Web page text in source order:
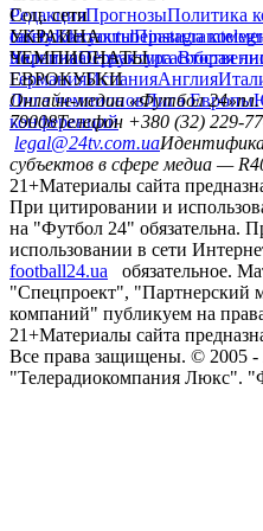
РедакцияПрогнозыПолитика
сайтуКонтактыПравила
политикаСтруктура
Соц. сети
facebookxyoutubeinstagram
УКРАИНА
УкраинаПервая лигаВторая
ЧЕМПИОНАТЫ
ГерманияИспанияАнглия
ЕВРОКУБКИ
Лига чемпионовЛига Европы
конференций
Онлайн-медиа «Футбол 24»
79008Телефон +380 (32) 229-
legal@24tv.com.ua
субъектов в сфере медиа —
21+Материалы сайта
При цитировании и
на "Футбол 24" обязательна.
использовании в сети
football24.ua
обязательное.
"Спецпроект", "Партнерский
компаний" публикуем на
21+Материалы сайта
Все права защищены. © 2005 -
"Телерадиокомпания Люкс".